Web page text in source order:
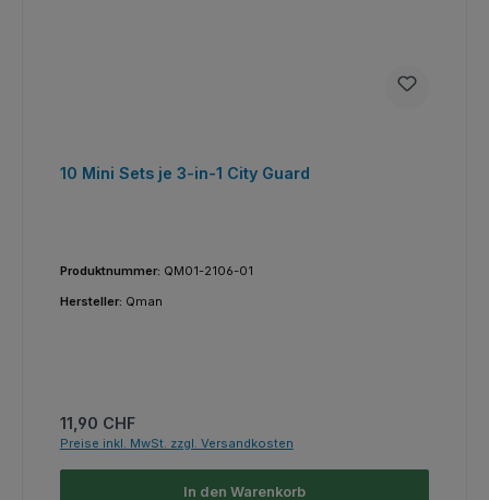
10 Mini Sets je 3-in-1 City Guard
Produktnummer: QM01-2106-01
Hersteller: Qman
Regulärer Preis:
11,90 CHF
Preise inkl. MwSt. zzgl. Versandkosten
In den Warenkorb